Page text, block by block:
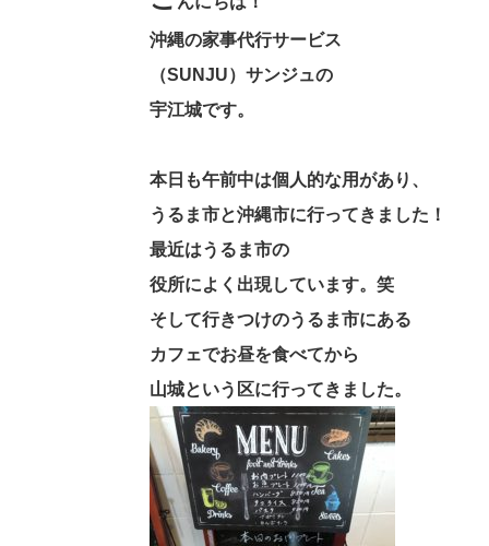
沖縄の家事代行サービス
（SUNJU）サンジュの
宇江城です。
本日も午前中は個人的な用があり、
うるま市と沖縄市に行ってきました！
最近はうるま市の
役所によく出現しています。笑
そして行きつけのうるま市にある
カフェでお昼を食べてから
山城という区に行ってきました。